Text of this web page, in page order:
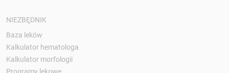
NIEZBĘDNIK
Baza leków
Kalkulator hematologa
Kalkulator morfologii
Programy lekowe